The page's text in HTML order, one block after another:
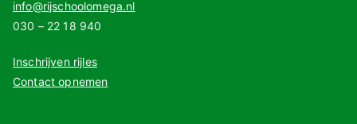
info@rijschoolomega.nl
030 – 22 18 940
Inschrijven rijles
Contact opnemen